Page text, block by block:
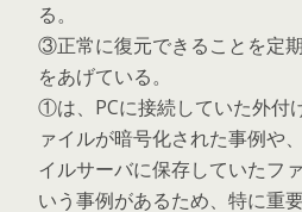
る。
③正常に復元できることを定期
をあげている。
①は、PCに接続していた外付
ァイルが暗号化された事例や
イルサーバに保存していたフ
いう事例があるため、特に重